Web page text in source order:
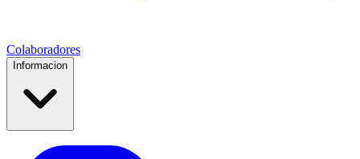
Colaboradores
Informacion